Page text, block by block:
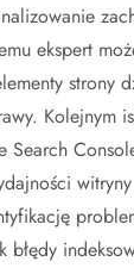
ekspert
strony
Kolejnym
Search
błędy